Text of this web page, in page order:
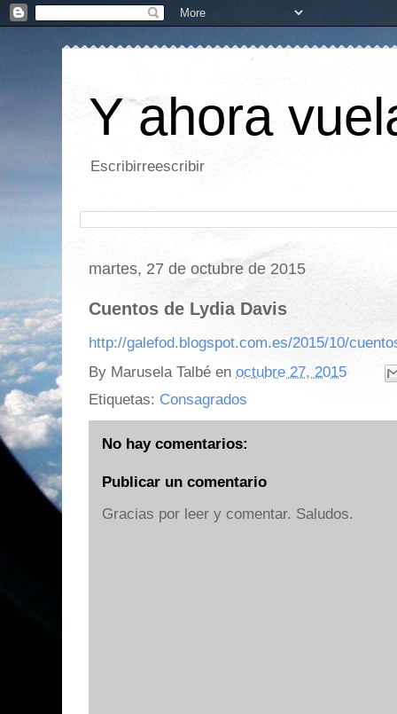
Y ahora
Escribirreescribir
martes, 27 de octubre de 2015
Cuentos de Lydia Davis
http://galefod.blogspot.com.es/2015/10/
By Marusela Talbé en octubre 27, 2015
Etiquetas: Consagrados
No hay comentarios:
Publicar un comentario
Gracias por leer y comentar. Saludos.